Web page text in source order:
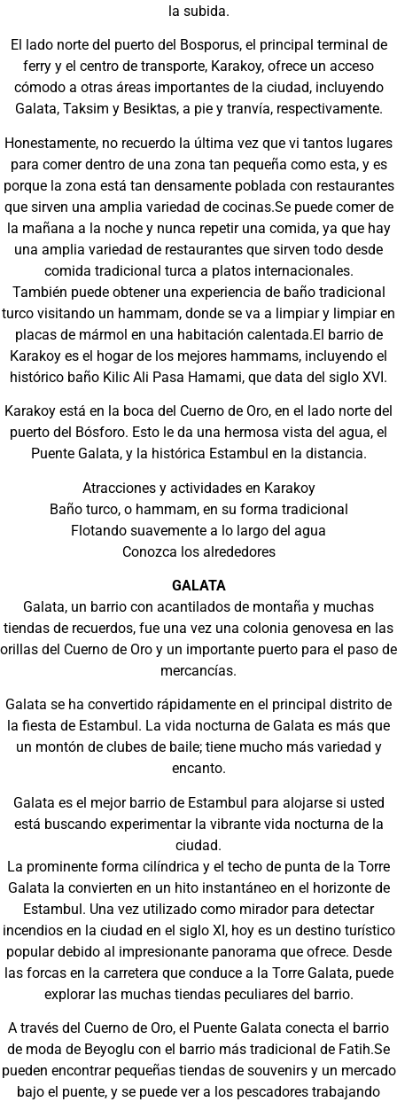
la subida.
El lado norte del puerto del Bosporus, el principal terminal de
ferry y el centro de transporte, Karakoy, ofrece un acceso
cómodo a otras áreas importantes de la ciudad, incluyendo
Galata, Taksim y Besiktas, a pie y tranvía, respectivamente.
Honestamente, no recuerdo la última vez que vi tantos lugares
para comer dentro de una zona tan pequeña como esta, y es
porque la zona está tan densamente poblada con restaurantes
que sirven una amplia variedad de cocinas.Se puede comer de
la mañana a la noche y nunca repetir una comida, ya que hay
una amplia variedad de restaurantes que sirven todo desde
comida tradicional turca a platos internacionales.
También puede obtener una experiencia de baño tradicional
turco visitando un hammam, donde se va a limpiar y limpiar en
placas de mármol en una habitación calentada.El barrio de
Karakoy es el hogar de los mejores hammams, incluyendo el
histórico baño Kilic Ali Pasa Hamami, que data del siglo XVI.
Karakoy está en la boca del Cuerno de Oro, en el lado norte del
puerto del Bósforo. Esto le da una hermosa vista del agua, el
Puente Galata, y la histórica Estambul en la distancia.
Atracciones y actividades en Karakoy
Baño turco, o hammam, en su forma tradicional
Flotando suavemente a lo largo del agua
Conozca los alrededores
GALATA
Galata, un barrio con acantilados de montaña y muchas
tiendas de recuerdos, fue una vez una colonia genovesa en las
orillas del Cuerno de Oro y un importante puerto para el paso de
mercancías.
Galata se ha convertido rápidamente en el principal distrito de
la fiesta de Estambul. La vida nocturna de Galata es más que
un montón de clubes de baile; tiene mucho más variedad y
encanto.
Galata es el mejor barrio de Estambul para alojarse si usted
está buscando experimentar la vibrante vida nocturna de la
ciudad.
La prominente forma cilíndrica y el techo de punta de la Torre
Galata la convierten en un hito instantáneo en el horizonte de
Estambul. Una vez utilizado como mirador para detectar
incendios en la ciudad en el siglo XI, hoy es un destino turístico
popular debido al impresionante panorama que ofrece. Desde
las forcas en la carretera que conduce a la Torre Galata, puede
explorar las muchas tiendas peculiares del barrio.
A través del Cuerno de Oro, el Puente Galata conecta el barrio
de moda de Beyoglu con el barrio más tradicional de Fatih.Se
pueden encontrar pequeñas tiendas de souvenirs y un mercado
bajo el puente, y se puede ver a los pescadores trabajando